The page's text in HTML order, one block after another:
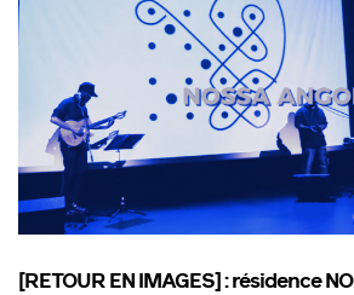
[RETOUR EN IMAGES] : résidence